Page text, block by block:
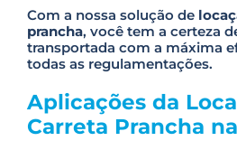
d
e
m
p
t
.
Com a nossa solução de
prancha, você tem a certeza
transportada com a máxima
todas as regulamentações.
Aplicações da
Carreta Prancha